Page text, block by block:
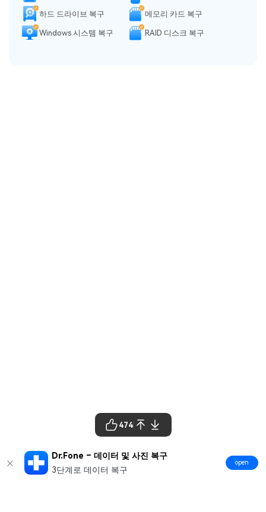
하드 드라이브 복구 메모리 카드 복구
Windows 시스템 복구 RAID 디스크 복구
474
Dr.Fone – 데이터 및 사진 복구
3단계로 데이터 복구
open